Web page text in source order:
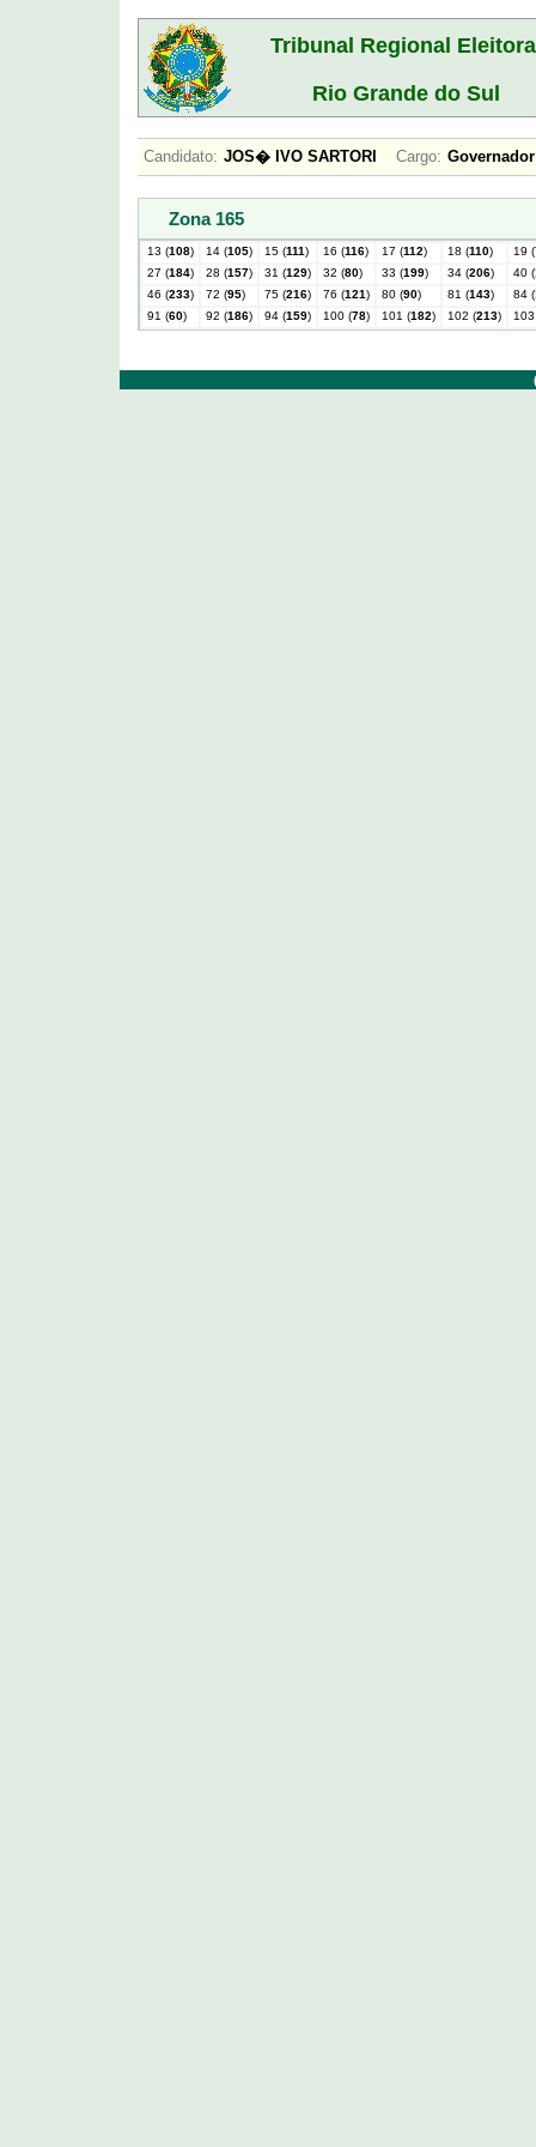
Tribunal Regional
Rio Grande do Sul
Candidato: JOS� IVO SARTORI Cargo:
Zona 165
13 (108) 14 (105) 15 (111) 16 (116) 17 (112) 18 (110) 19 (
27 (184) 28 (157) 31 (129) 32 (80) 33 (199) 34 (206) 40 (
46 (233) 72 (95) 75 (216) 76 (121) 80 (90) 81 (143) 84 (
91 (60) 92 (186) 94 (159) 100 (78) 101 (182) 102 (213) 103